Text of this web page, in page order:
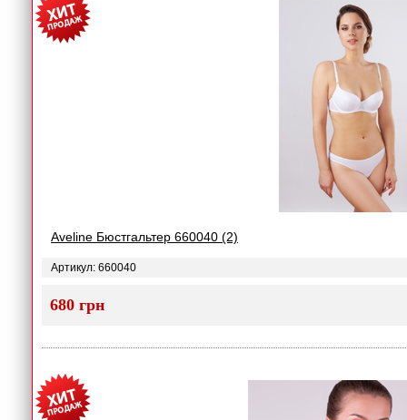
Aveline Бюстгальтер 660040 (2)
Артикул: 660040
680 грн